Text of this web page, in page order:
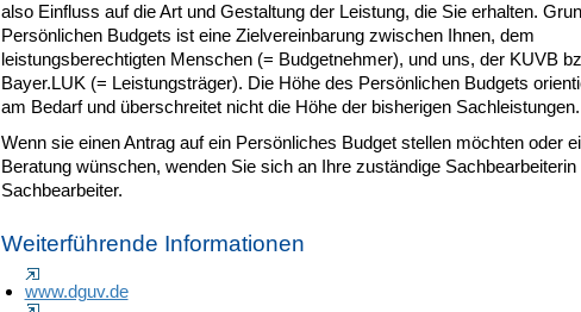
also Einfluss auf die Art und Gestaltung der Leistung, die Sie erhalten.
Persönlichen Budgets ist eine Zielvereinbarung zwischen Ihnen, dem
leistungsberechtigten Menschen (= Budgetnehmer), und uns, der KUVB
Bayer.LUK (= Leistungsträger). Die Höhe des Persönlichen Budgets
am Bedarf und überschreitet nicht die Höhe der bisherigen Sachleistungen.
Wenn sie einen Antrag auf ein Persönliches Budget stellen möchten oder
Beratung wünschen, wenden Sie sich an Ihre zuständige Sachbearbeiterin
Sachbearbeiter.
Weiterführende Informationen
www.dguv.de